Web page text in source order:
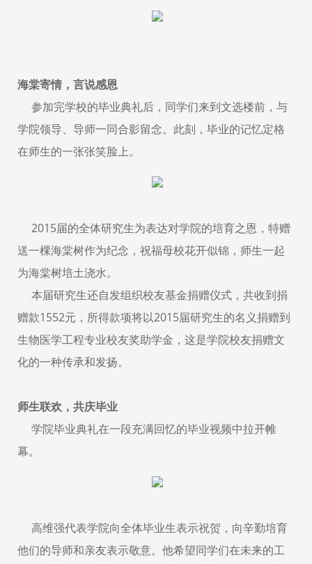
海棠寄情，言说感恩
参加完学校的毕业典礼后，同学们来到文选楼前，与
学院领导、导师一同合影留念。此刻，毕业的记忆定格
在师生的一张张笑脸上。
2015届的全体研究生为表达对学院的培育之恩，特赠
送一棵海棠树作为纪念，祝福母校花开似锦，师生一起
为海棠树培土浇水。
本届研究生还自发组织校友基金捐赠仪式，共收到捐
赠款1552元，所得款项将以2015届研究生的名义捐赠到
生物医学工程专业校友奖助学金，这是学院校友捐赠文
化的一种传承和发扬。
师生联欢，共庆毕业
学院毕业典礼在一段充满回忆的毕业视频中拉开帷
幕。
高维强代表学院向全体毕业生表示祝贺，向辛勤培育
他们的导师和亲友表示敬意。他希望同学们在未来的工